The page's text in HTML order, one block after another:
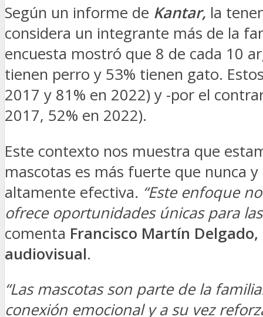
Según un informe de Kantar, la
considera un integrante más de la
encuesta mostró que 8 de cada 10
tienen perro y 53% tienen gato.
2017 y 81% en 2022) y -por el
2017, 52% en 2022).
Este contexto nos muestra que
mascotas es más fuerte que nunca y
altamente efectiva. “Este enfoque
ofrece oportunidades únicas para
comenta Francisco Martín
audiovisual.
“Las mascotas son parte de la
conexión emocional y a su vez